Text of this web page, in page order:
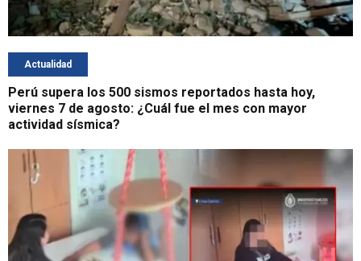
Actualidad
Perú supera los 500 sismos reportados hasta hoy,
viernes 7 de agosto: ¿Cuál fue el mes con mayor
actividad sísmica?